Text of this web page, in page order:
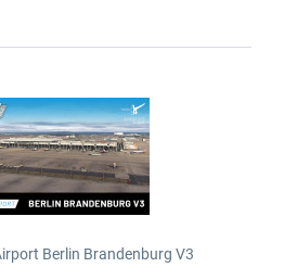
Berlin Brandenburg V3